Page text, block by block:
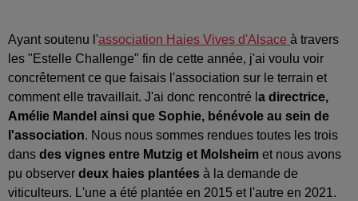
Ayant soutenu l'association Haies Vives d'Alsace à travers
les "Estelle Challenge" fin de cette année, j'ai voulu voir
concrêtement ce que faisais l'association sur le terrain et
comment elle travaillait. J'ai donc rencontré l a directrice,
Amélie Mandel ainsi que Sophie, bénévole au sein de
l'association. Nous nous sommes rendues toutes les trois
dans des vignes entre Mutzig et Molsheim et nous avons
pu observer deux haies plantées à la demande de
viticulteurs. L'une a été plantée en 2015 et l'autre en 2021.